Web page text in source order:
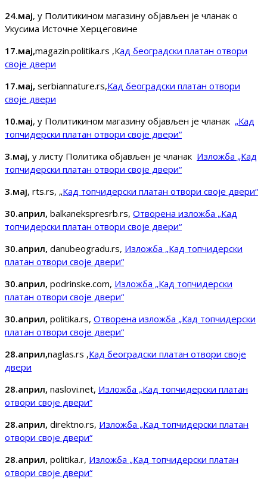
24.мај, у Политикином магазину објављен је чланак о
Укусима Источне Херцеговине
17.мај,magazin.politika.rs ,Кад београдски платан отвори
своје двери
17.мај, serbiannature.rs,Кад београдски платан отвори
своје двери
10.мај, у Политикином магазину објављен је чланак „Кад
топчидерски платан отвори своје двери“
3.мај, у листу Политика објављен је чланак Изложба „Кад
топчидерски платан отвори своје двери“
3.мај, rts.rs, „Кад топчидерски платан отвори своје двери“
30.април, balkanekspresrb.rs, Отворена изложба „Кад
топчидерски платан отвори своје двери“
30.април, danubeogradu.rs, Изложба „Кад топчидерски
платан отвори своје двери“
30.април, podrinske.com, Изложба „Кад топчидерски
платан отвори своје двери“
30.април, politika.rs, Отворена изложба „Кад топчидерски
платан отвори своје двери“
28.април,naglas.rs ,Кад београдски платан отвори своје
двери
28.април, naslovi.net, Изложба „Кад топчидерски платан
отвори своје двери“
28.април, direktno.rs, Изложба „Кад топчидерски платан
отвори своје двери“
28.април, politika.r, Изложба „Кад топчидерски платан
отвори своје двери“